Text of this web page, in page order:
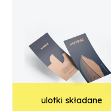
ulotki składane